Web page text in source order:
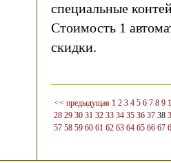
специальные
Стоимость 1
скидки.
<< предыдущая 1 2 3 4 5 6 7 8 9
28 29 30 31 32 33 34 35 36 37 38
57 58 59 60 61 62 63 64 65 66 67